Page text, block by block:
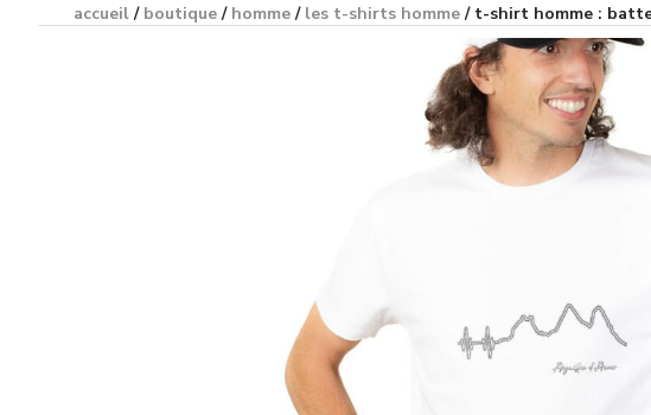
accueil / boutique / homme / les t-shirts homme / t-shirt homme :